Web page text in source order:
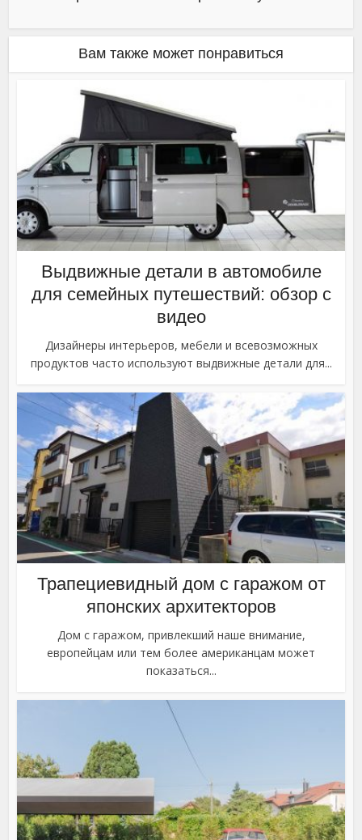
Вам также может понравиться
Выдвижные детали в автомобиле
для семейных путешествий: обзор с
видео
Дизайнеры интерьеров, мебели и всевозможных
продуктов часто используют выдвижные детали для...
Трапециевидный дом с гаражом от
японских архитекторов
Дом с гаражом, привлекший наше внимание,
европейцам или тем более американцам может
показаться...